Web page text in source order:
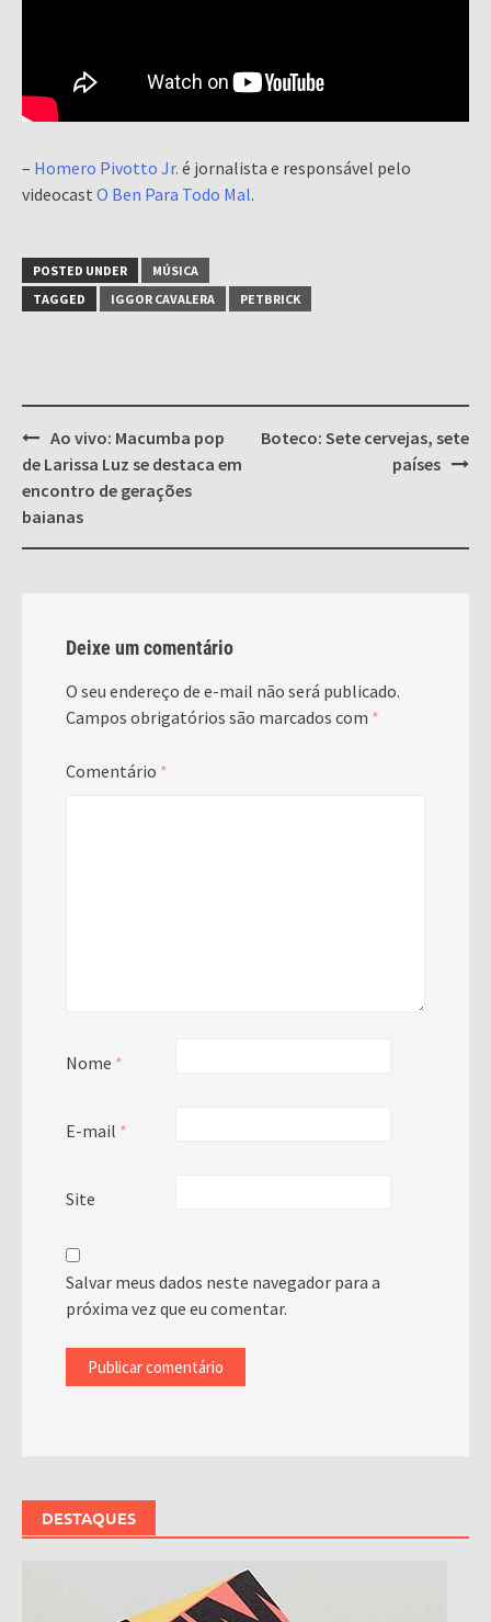
– Homero Pivotto Jr. é jornalista e responsável pelo
videocast O Ben Para Todo Mal.
POSTED UNDER
MÚSICA
TAGGED
IGGOR CAVALERA PETBRICK
Post
navigation
Ao vivo: Macumba pop
de Larissa Luz se destaca em
encontro de gerações
baianas
Boteco: Sete cervejas, sete
países
Deixe um comentário
O seu endereço de e-mail não será publicado.
Campos obrigatórios são marcados com *
Comentário *
Nome *
E-mail *
Site
Salvar meus dados neste navegador para a
próxima vez que eu comentar.
DESTAQUES